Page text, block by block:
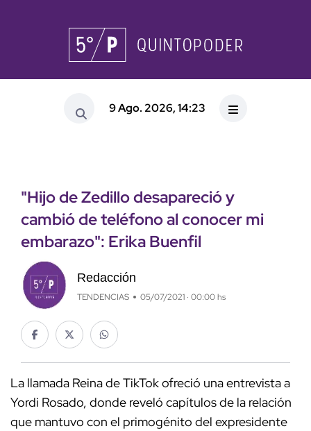
9 Ago. 2026, 14:23
"Hijo de Zedillo desapareció y
cambió de teléfono al conocer mi
embarazo": Erika Buenfil
Redacción
TENDENCIAS 05/07/2021 · 00:00 hs
La llamada Reina de TikTok ofreció una entrevista a
Yordi Rosado, donde reveló capítulos de la relación
que mantuvo con el primogénito del expresidente